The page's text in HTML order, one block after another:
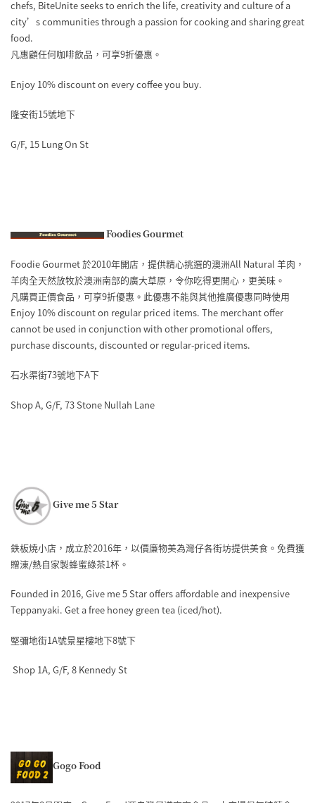
chefs, BiteUnite seeks to enrich the life, creativity and culture of a
city’s communities through a passion for cooking and sharing great
food.
凡惠顧任何咖啡飲品，可享9折優惠。
Enjoy 10% discount on every coffee you buy.
隆安街15號地下
G/F, 15 Lung On St
Foodies Gourmet
Foodie Gourmet 於2010年開店，提供精心挑選的澳洲All Natural 羊肉，
羊肉全天然放牧於澳洲南部的廣大草原，令你吃得更開心，更美味。
凡購買正價食品，可享9折優惠。此優惠不能與其他推廣優惠同時使用
Enjoy 10% discount on regular priced items. The merchant offer
cannot be used in conjunction with other promotional offers,
purchase discounts, discounted or regular-priced items.
石水渠街73號地下A下
Shop A, G/F, 73 Stone Nullah Lane
Give me 5 Star
鉄板燒小店，成立於2016年，以價廉物美為灣仔各街坊提供美食。免費獲
贈涷/熱自家製蜂蜜綠茶1杯。
Founded in 2016, Give me 5 Star offers affordable and inexpensive
Teppanyaki. Get a free honey green tea (iced/hot).
堅彌地街1A號景星樓地下8號下
Shop 1A, G/F, 8 Kennedy St
Gogo Food